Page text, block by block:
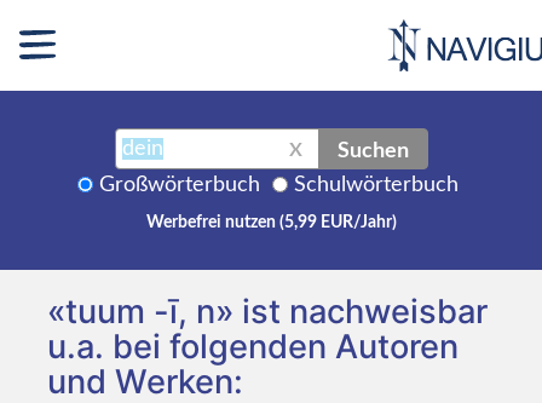
X Suchen
Großwörterbuch Schulwörterbuch
Werbefrei nutzen (5,99 EUR/Jahr)
«tuum -ī, n» ist nachweisbar
u.a. bei folgenden Autoren
und Werken: